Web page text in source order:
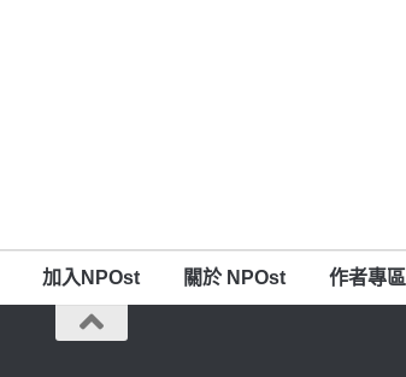
加入NPOst 關於 NPOst 作者專區